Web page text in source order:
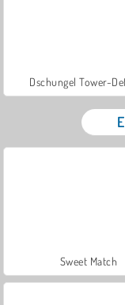
Dschungel Tower-
Sweet Match